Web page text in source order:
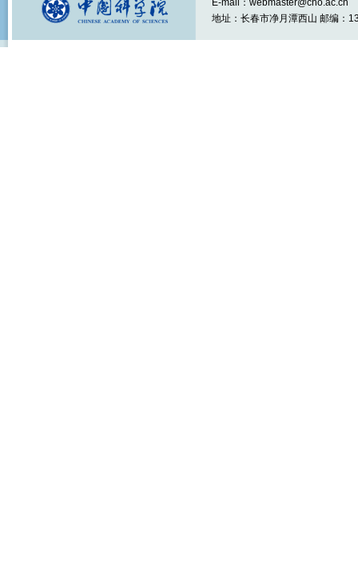
E-mail：webmaster@cho.ac.cn
地址：长春市净月潭西山 邮编：